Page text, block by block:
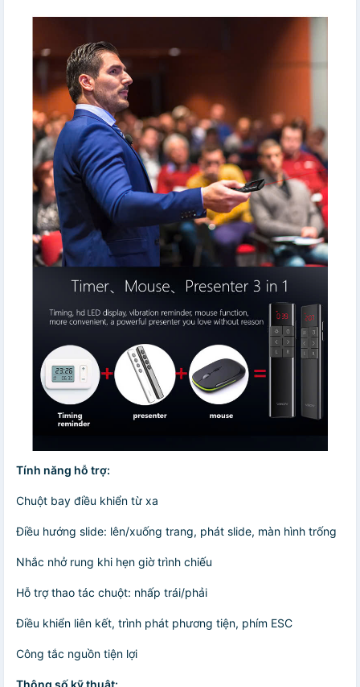
Tính năng hỗ trợ:
Chuột bay điều khiển từ xa
Điều hướng slide: lên/xuống trang, phát slide, màn hình trống
Nhắc nhở rung khi hẹn giờ trình chiếu
Hỗ trợ thao tác chuột: nhấp trái/phải
Điều khiển liên kết, trình phát phương tiện, phím ESC
Công tắc nguồn tiện lợi
Thông số kỹ thuật: